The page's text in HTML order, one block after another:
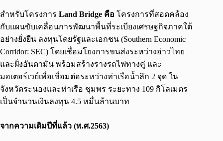
สำหรับโครงการ Land Bridge คือ โครงการที่สอดคล้อง
กับแผนขับเคลื่อนการพัฒนาพื้นที่ระเบียงเศรษฐกิจภาคใต้
อย่างยั่งยืน ลงทุนโดยรัฐและเอกชน (Southern Economic
Corridor: SEC) โดยเชื่อมโยงการขนส่งระหว่างอ่าวไทย
และฝั่งอันดามัน พร้อมสร้างรางรถไฟทางคู่ และ
มอเตอร์เวย์เพื่อเชื่อมต่อระหว่างท่าเรือน้ำลึก 2 จุด ใน
จังหวัดระนองและท่าเรือ ชุมพร ระยะทาง 109 กิโลเมตร
เป็นจำนวนเงินลงทุน 4.5 หมื่นล้านบาท
จากความเดิมปีที่แล้ว (พ.ศ.2563)